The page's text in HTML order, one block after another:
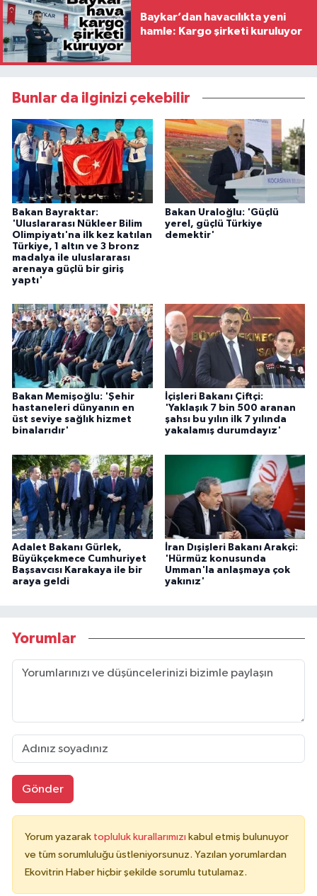
Baykar’dan havacılıkta yeni
hamle: Kargo şirketi kuruluyor
Bunlar da ilginizi çekebilir
Bakan Bayraktar:
'Uluslararası Nükleer Bilim
Olimpiyatı'na ilk kez katılan
Türkiye, 1 altın ve 3 bronz
madalya ile uluslararası
arenaya güçlü bir giriş
yaptı'
Bakan Uraloğlu: 'Güçlü
yerel, güçlü Türkiye
demektir'
Bakan Memişoğlu: 'Şehir
hastaneleri dünyanın en
üst seviye sağlık hizmet
binalarıdır'
İçişleri Bakanı Çiftçi:
'Yaklaşık 7 bin 500 aranan
şahsı bu yılın ilk 7 yılında
yakalamış durumdayız'
Adalet Bakanı Gürlek,
Büyükçekmece Cumhuriyet
Başsavcısı Karakaya ile bir
araya geldi
İran Dışişleri Bakanı Arakçi:
'Hürmüz konusunda
Umman'la anlaşmaya çok
yakınız'
Yorumlar
Gönder
Yorum yazarak topluluk kurallarımızı kabul etmiş bulunuyor
ve tüm sorumluluğu üstleniyorsunuz. Yazılan yorumlardan
Ekovitrin Haber hiçbir şekilde sorumlu tutulamaz.